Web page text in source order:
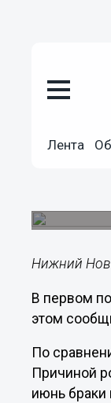
Лента
Нижний
В первом
этом
По
Причиной
июнь браки